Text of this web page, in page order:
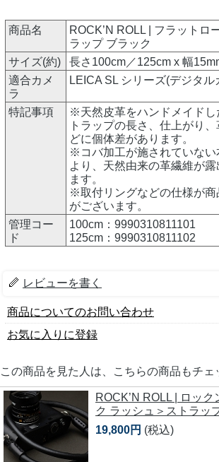
商品名
ROCK’N ROLL | フラットロ
ラップ ブラック
サイズ(約)
長さ100cm／125cm x 幅
適合カメ
ラ
LEICA SL シリーズ(デジタ
特記事項
※天然皮革をハンドメイドし
トラップの長さ、仕上がり
どに個体差があります。
※コバ加工が施されていない
より、天然由来の革繊維が露
ます。
※取付リングなどの仕様が商
がございます。
管理コー
ド
100cm：9990310811101
125cm：9990310811102
レビューを書く
商品についてのお問い合わせ
お気に入りに登録
この商品を見た人は、こちらの商品もチェ
ROCK’N ROLL | ロッ
ク ラッシュ＞ストラッ
19,800円 (税込)